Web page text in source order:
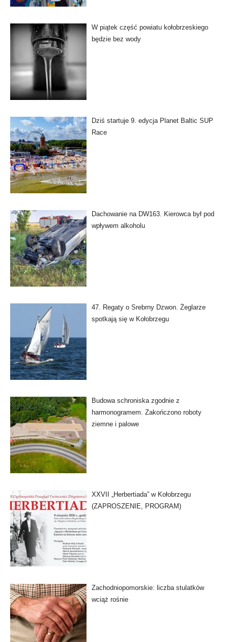
W piątek część powiatu kołobrzeskiego
będzie bez wody
Dziś startuje 9. edycja Planet Baltic SUP
Race
Dachowanie na DW163. Kierowca był pod
wpływem alkoholu
47. Regaty o Srebrny Dzwon. Żeglarze
spotkają się w Kołobrzegu
Budowa schroniska zgodnie z
harmonogramem. Zakończono roboty
ziemne i palowe
XXVII „Herbertiada” w Kołobrzegu
(ZAPROSZENIE, PROGRAM)
Zachodniopomorskie: liczba stulatków
wciąż rośnie